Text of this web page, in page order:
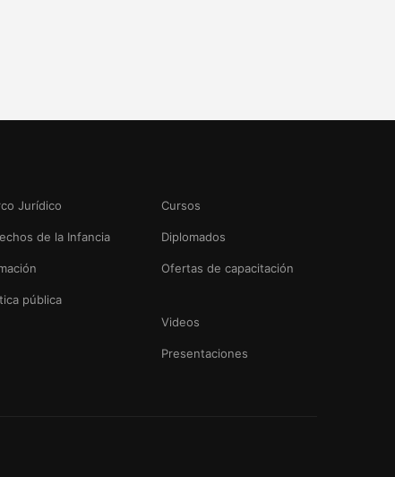
Jurídico
de la Infancia
pública
Cursos
Diplomados
Ofertas de capacitación
Videos
Presentaciones